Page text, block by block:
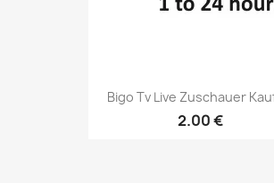
Bigo Tv Live Zuschauer
2.00 €